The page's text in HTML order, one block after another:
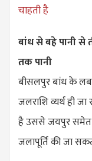
चाहती है
बांध से बहे पानी
तक पानी
बीसलपुर बांध के
जलराशि व्यर्थ ही
है उससे जयपुर समेत
जलापूर्ति की जा